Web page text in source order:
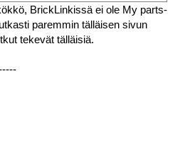
BrickLinkissä ei ole My parts-
paremmin tälläisen sivun
tekevät tälläisiä.